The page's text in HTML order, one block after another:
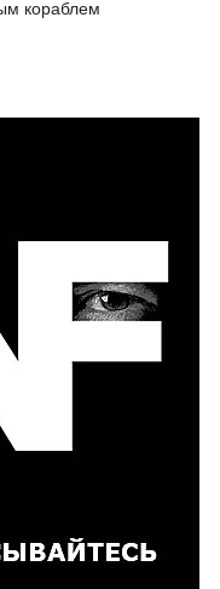
кораблем